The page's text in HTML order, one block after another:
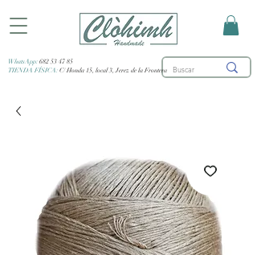
WhatsApp: 682 53 47 85
TIENDA FÍSICA: C/ Honda 15, local 3, Jerez de la Frontera